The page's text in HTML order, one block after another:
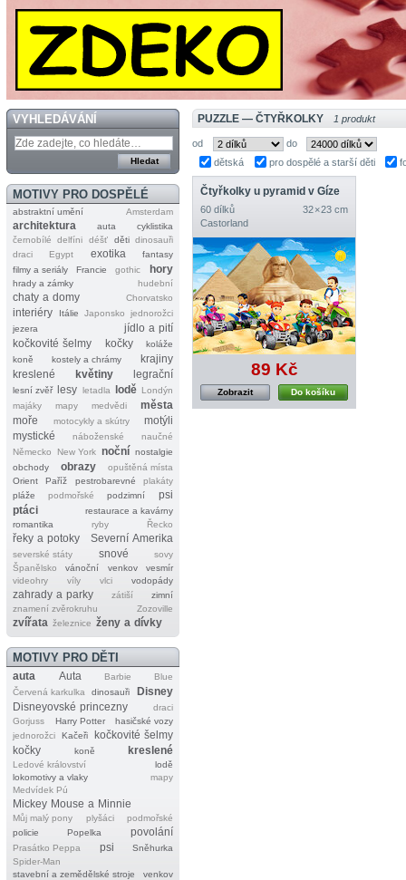
VYHLEDÁVÁNÍ
MOTIVY PRO DOSPĚLÉ
abstraktní umění Amsterdam
architektura auta
cyklistika
černobílé
delfíni déšť děti dinosauři
draci
Egypt exotika
fantasy
filmy a seriály
Francie gothic hory
hrady a zámky hudební
chaty a domy Chorvatsko
interiéry Itálie Japonsko
jednorožci
jezera
jídlo a pití
kočkovité šelmy
kočky
koláže
koně
kostely a chrámy
krajiny
kreslené
květiny legrační
lesní zvěř lesy letadla lodě Londýn
majáky
mapy medvědi
města
moře
motocykly a skútry
motýli
mystické
náboženské
naučné
Německo
New York noční nostalgie
obchody
obrazy
opuštěná místa
Orient
Paříž pestrobarevné
plakáty
pláže
podmořské podzimní
psi
ptáci
restaurace a kavárny
romantika
ryby Řecko
řeky a potoky Severní Amerika
severské státy snové
sovy
Španělsko
vánoční venkov
vesmír
videohry
víly vlci vodopády
zahrady a parky zátiší
zimní
znamení zvěrokruhu
Zozoville
zvířata železnice ženy a dívky
MOTIVY PRO DĚTI
auta Auta Barbie
Blue
Červená karkulka
dinosauři
Disney
Disneyovské princezny
draci
Gorjuss
Harry Potter
hasičské vozy
jednorožci
Kačeři
kočkovité šelmy
kočky
koně kreslené
Ledové království
lodě
lokomotivy a vlaky
mapy
Medvídek Pú
Mickey Mouse a Minnie
Můj malý pony plyšáci
podmořské
policie
Popelka povolání
Prasátko Peppa psi
Sněhurka
Spider‐Man
stavební a zemědělské stroje
venkov
PUZZLE — ČTYŘKOLKY 1 produkt
od
do
dětská
pro dospělé a starší děti
Čtyřkolky u pyramid v Gíze
60 dílků
32 × 23 cm
Castorland
89 Kč
Do košíku
Zobrazit